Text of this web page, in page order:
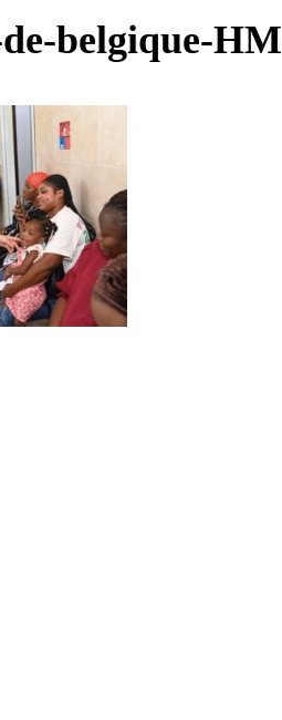
belgique-